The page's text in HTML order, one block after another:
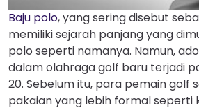
Baju polo, yang sering disebut
memiliki sejarah panjang yang
polo seperti namanya. Namun,
dalam olahraga golf baru terjadi
20. Sebelum itu, para pemain golf
pakaian yang lebih formal seperti